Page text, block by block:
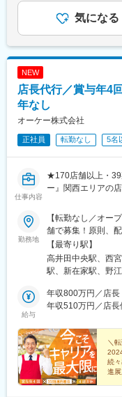
宮城野通駅、近鉄
笹谷駅、陽東３丁
子駅、向原駅(東京
駅、京王多摩セン
比奈駅、南荒子駅
仙台駅(地下鉄)、
駅、千鳥町駅、東
駅、荒川遊園地前駅
し
気になる
NEW
店長代行／賞与年4
年なし
オーケー株式会社
正社員 転勤なし 5名
仕事内容
★170店舗以上・39
ー』関西エリアの
勤務地
【転勤なし／オー
舗で募集！原則、
定します（転居を
う異動（関東・関
異動の場合、諸費
庫県西宮市芦原町
庫県尼崎市南武庫
家店】兵庫県神戸
PLUS+ 1階【野江
大阪府大阪市東住
区南津守1-6-41【
39【豊中穂積店】
【最寄り駅】
高井田中央駅、西
駅、新在家駅、野
ＪＲ野江駅、西宮
給与
年収800万円／店長
年収510万円／店長
＼
続々
進